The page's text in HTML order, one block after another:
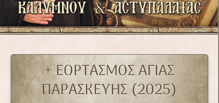
+ ΕΟΡΤΑΣΜΟΣ ΑΓΙΑΣ
ΠΑΡΑΣΚΕΥΗΣ (2025)